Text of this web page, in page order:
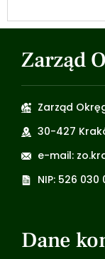
Zarząd
Zarząd
30-427
e-mail:
NIP: 526 030
Dane